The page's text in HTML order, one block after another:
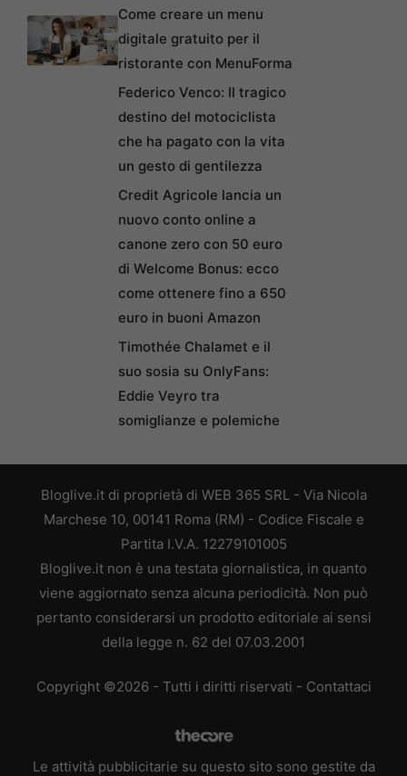
Come creare un menu
digitale gratuito per il
ristorante con MenuForma
Federico Venco: Il tragico
destino del motociclista
che ha pagato con la vita
un gesto di gentilezza
Credit Agricole lancia un
nuovo conto online a
canone zero con 50 euro
di Welcome Bonus: ecco
come ottenere fino a 650
euro in buoni Amazon
Timothée Chalamet e il
suo sosia su OnlyFans:
Eddie Veyro tra
somiglianze e polemiche
Bloglive.it di proprietà di WEB 365 SRL - Via Nicola
Marchese 10, 00141 Roma (RM) - Codice Fiscale e
Partita I.V.A. 12279101005
Bloglive.it non è una testata giornalistica, in quanto
viene aggiornato senza alcuna periodicità. Non può
pertanto considerarsi un prodotto editoriale ai sensi
della legge n. 62 del 07.03.2001
Copyright ©2026 - Tutti i diritti riservati - Contattaci
Le attività pubblicitarie su questo sito sono gestite da